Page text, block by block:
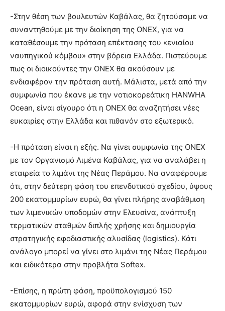
-Στην θέση των βουλευτών Καβάλας, θα ζητούσαμε να
συναντηθούμε με την διοίκηση της ΟΝΕΧ, για να
καταθέσουμε την πρόταση επέκτασης του «ενιαίου
ναυπηγικού κόμβου» στην βόρεια Ελλάδα. Πιστεύουμε
πως οι διοικούντες την ONEX θα ακούσουν με
ενδιαφέρον την πρόταση αυτή. Μάλιστα, μετά από την
συμφωνία που έκανε με την νοτιοκορεάτικη HANWHA
Ocean, είναι σίγουρο ότι η ONEX θα αναζητήσει νέες
ευκαιρίες στην Ελλάδα και πιθανόν στο εξωτερικό.
-Η πρόταση είναι η εξής. Να γίνει συμφωνία της ONEX
με τον Οργανισμό Λιμένα Καβάλας, για να αναλάβει η
εταιρεία το λιμάνι της Νέας Περάμου. Να αναφέρουμε
ότι, στην δεύτερη φάση του επενδυτικού σχεδίου, ύψους
200 εκατομμυρίων ευρώ, θα γίνει πλήρης αναβάθμιση
των λιμενικών υποδομών στην Ελευσίνα, ανάπτυξη
τερματικών σταθμών διπλής χρήσης και δημιουργία
στρατηγικής εφοδιαστικής αλυσίδας (logistics). Κάτι
ανάλογο μπορεί να γίνει στο λιμάνι της Νέας Περάμου
και ειδικότερα στην προβλήτα Softex.
-Επίσης, η πρώτη φάση, προϋπολογισμού 150
εκατομμυρίων ευρώ, αφορά στην ενίσχυση των